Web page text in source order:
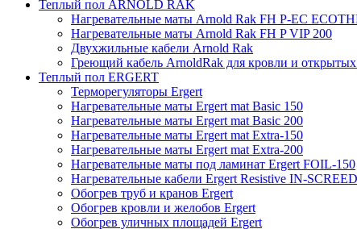
Теплый пол ARNOLD RAK
Нагревательные маты Arnold Rak FH P-EC
Нагревательные маты Arnold Rak FH P VIP 200
Двухжильные кабели Arnold Rak
Греющий кабель ArnoldRak для кровли и
Теплый пол ERGERT
Терморегуляторы Ergert
Нагревательные маты Ergert mat Basic 150
Нагревательные маты Ergert mat Basic 200
Нагревательные маты Ergert mat Extra-150
Нагревательные маты Ergert mat Extra-200
Нагревательные маты под ламинат Ergert FOIL-150
Нагревательные кабели Ergert Resistive IN-SCREED
Обогрев труб и кранов Ergert
Обогрев кровли и желобов Ergert
Обогрев уличных площадей Ergert